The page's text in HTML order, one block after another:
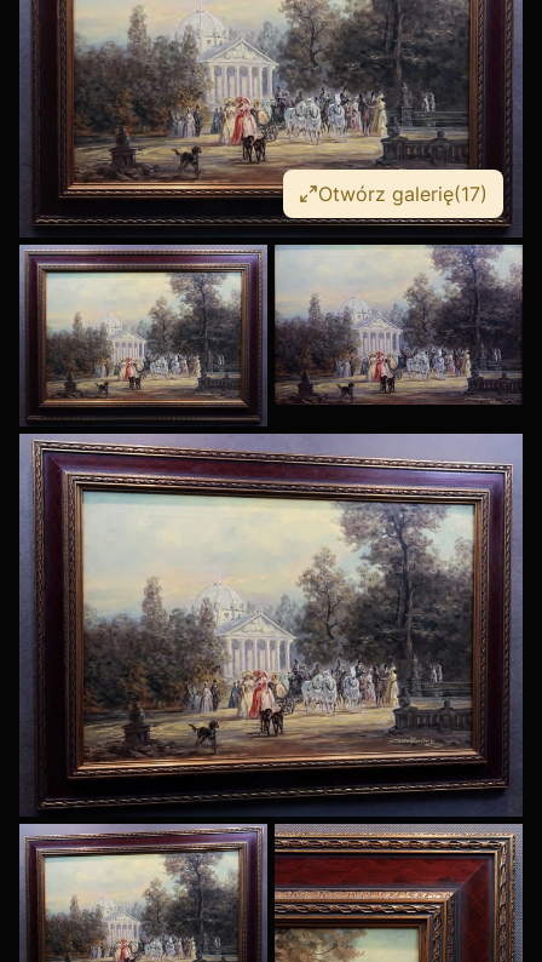
Otwórz galerię(17)